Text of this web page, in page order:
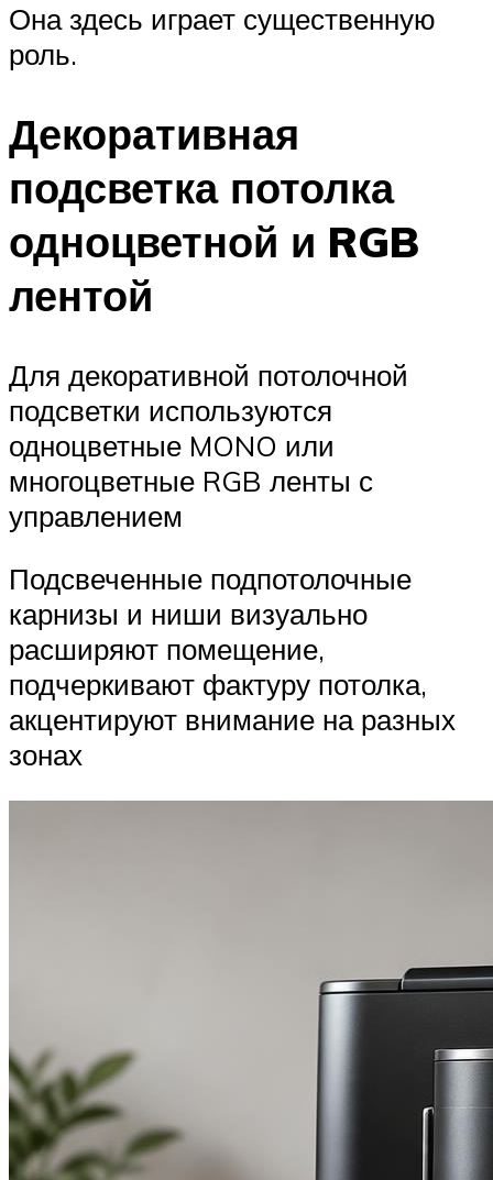
Она здесь играет существенную
роль.
Декоративная
подсветка потолка
одноцветной и RGB
лентой
Для декоративной потолочной
подсветки используются
одноцветные MONO или
многоцветные RGB ленты с
управлением
Подсвеченные подпотолочные
карнизы и ниши визуально
расширяют помещение,
подчеркивают фактуру потолка,
акцентируют внимание на разных
зонах